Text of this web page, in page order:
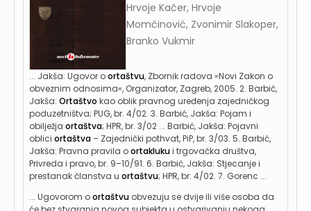
Hrvoje Kačer, Hrvoje
Momčinović, Zvonimir Slakoper,
Branko Vukmir
... Jakša: Ugovor oortaštvu, Zbornik radova »Novi Zakon o
obveznim odnosima«, Organizator, Zagreb, 2005. 2. Barbić,
Jakša: Ortaštvo kao oblik pravnog uređenja zajedničkog
poduzetništva; PUG, br. 4/02. 3. Barbić, Jakša: Pojam i
obilježja ortaštva; HPR, br. 3/02 ... Barbić, Jakša: Pojavni
oblici ortaštva – Zajednički pothvat, PiP, br. 3/03. 5. Barbić,
Jakša: Pravna pravila oortaklukui trgovačka društva,
Privreda i pravo, br. 9–10/91. 6. Barbić, Jakša: Stjecanje i
prestanak članstva u ortaštvu; HPR, br. 4/02. 7. Gorenc ...
... Ugovorom oortaštvu obvezuju se dvije ili više osoba da